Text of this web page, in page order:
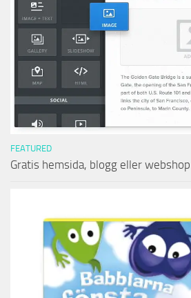
FEATURED
Gratis hemsida, blogg eller